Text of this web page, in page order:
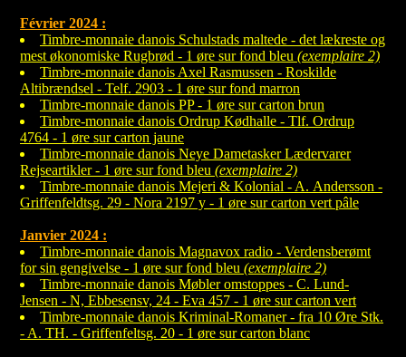
Février 2024 :
Timbre-monnaie danois Schulstads maltede - det lækreste og
mest økonomiske Rugbrød - 1 øre sur fond bleu (exemplaire 2)
Timbre-monnaie danois Axel Rasmussen - Roskilde
Altibrændsel - Telf. 2903 - 1 øre sur fond marron
Timbre-monnaie danois PP - 1 øre sur carton brun
Timbre-monnaie danois Ordrup Kødhalle - Tlf. Ordrup
4764 - 1 øre sur carton jaune
Timbre-monnaie danois Neye Dametasker Lædervarer
Rejseartikler - 1 øre sur fond bleu (exemplaire 2)
Timbre-monnaie danois Mejeri & Kolonial - A. Andersson -
Griffenfeldtsg. 29 - Nora 2197 y - 1 øre sur carton vert pâle
Janvier 2024 :
Timbre-monnaie danois Magnavox radio - Verdensberømt
for sin gengivelse - 1 øre sur fond bleu (exemplaire 2)
Timbre-monnaie danois Møbler omstoppes - C. Lund-
Jensen - N, Ebbesensv, 24 - Eva 457 - 1 øre sur carton vert
Timbre-monnaie danois Kriminal-Romaner - fra 10 Øre Stk.
- A. TH. - Griffenfeltsg. 20 - 1 øre sur carton blanc